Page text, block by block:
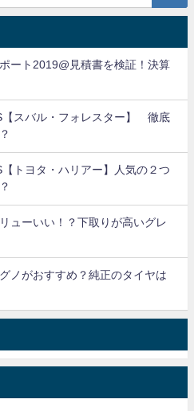
ート2019@見積書を検証！決算
【スバル・フォレスター】 徹底
【トヨタ・ハリアー】人気の２つ
ューいい！？下取りが高いグレ
ノがおすすめ？純正のタイヤは